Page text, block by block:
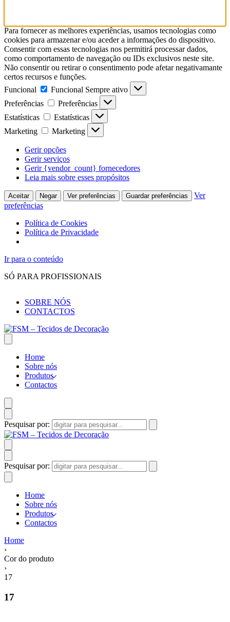
Para fornecer as melhores experiências, usamos tecnologias como
cookies para armazenar e/ou aceder a informações do dispositivo.
Consentir com essas tecnologias nos permitirá processar dados,
como comportamento de navegação ou IDs exclusivos neste site.
Não consentir ou retirar o consentimento pode afetar negativamante
certos recursos e funções.
Funcional
Funcional Sempre ativo
Preferências
Preferências
Estatísticas
Estatísticas
Marketing
Marketing
Gerir opções
Gerir serviços
Gerir {vendor_count} fornecedores
Leia mais sobre esses propósitos
Aceitar Negar Ver preferências Guardar preferências
Ver
preferências
Política de Cookies
Política de Privacidade
Ir para o conteúdo
SÓ PARA PROFISSIONAIS
SOBRE NÓS
CONTACTOS
Home
Sobre nós
Produtos
Contactos
Pesquisar por:
Pesquisar por:
Home
Sobre nós
Produtos
Contactos
Home
›
Cor do produto
›
17
17